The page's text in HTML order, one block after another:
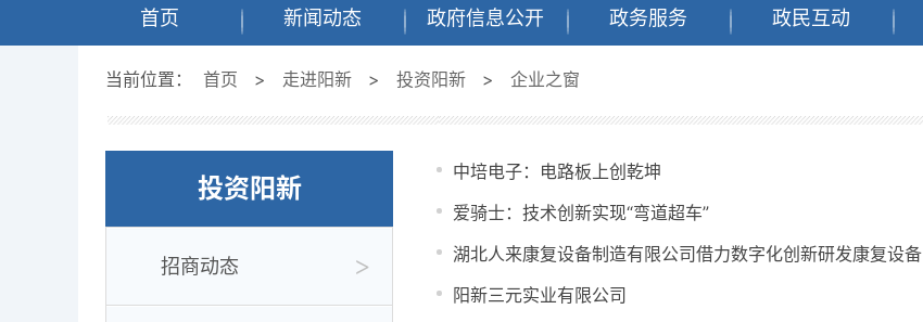
首页 新闻动态 政府信息公开 政务服务 政民互动
当前位置： 首页 > 走进阳新 > 投资阳新 > 企业之窗
投资阳新
招商动态
中培电子：电路板上创乾坤
爱骑士：技术创新实现“弯道超车”
湖北人来康复设备制造有限公司借力数字化创新研发康复设备
阳新三元实业有限公司